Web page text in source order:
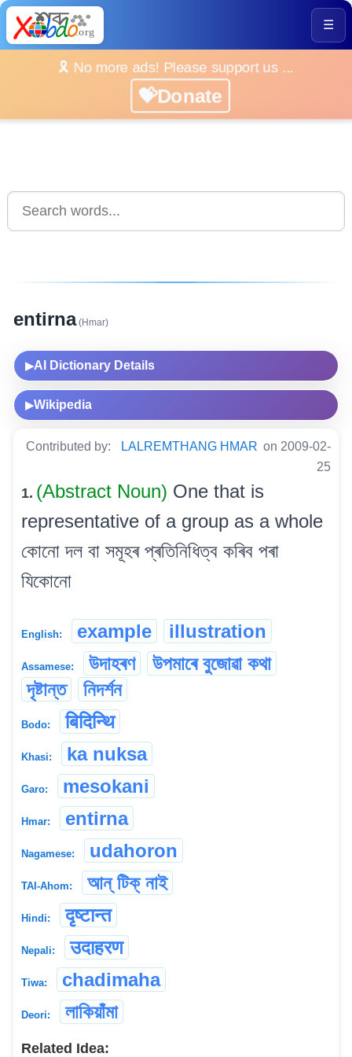
☰
🎗️ No more ads! Please support us ...
💝Donate
entirna(Hmar)
▶AI Dictionary Details
▶Wikipedia
Contributed by: LALREMTHANG HMAR on 2009-02-
25
1. (Abstract Noun) One that is
representative of a group as a whole
কোনো দল বা সমূহৰ প্ৰতিনিধিত্ব কৰিব পৰা
যিকোনো
English: example illustration
Assamese: উদাহৰণ
উপমাৰে বুজোৱা কথা
দৃষ্টান্ত
নিদৰ্শন
Bodo: बिदिन्थि
Khasi: ka nuksa
Garo: mesokani
Hmar: entirna
Nagamese: udahoron
TAI-Ahom: আন্ টিক্ নাই
Hindi: दृष्टान्त
Nepali: उदाहरण
Tiwa: chadimaha
Deori: লাকিয়াঁমা
Related Idea: